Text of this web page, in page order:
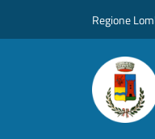
Regione